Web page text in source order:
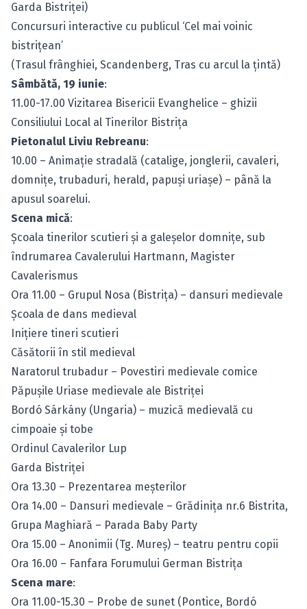
Garda Bistriţei)
Concursuri interactive cu publicul ‘Cel mai voinic
bistriţean’
(Trasul frânghiei, Scandenberg, Tras cu arcul la ţintă)
Sâmbătă, 19 iunie:
11.00-17.00 Vizitarea Bisericii Evanghelice – ghizii
Consiliului Local al Tinerilor Bistriţa
Pietonalul Liviu Rebreanu:
10.00 – Animaţie stradală (catalige, jonglerii, cavaleri,
domniţe, trubaduri, herald, papuşi uriaşe) – până la
apusul soarelui.
Scena mică:
Şcoala tinerilor scutieri şi a galeşelor domniţe, sub
îndrumarea Cavalerului Hartmann, Magister
Cavalerismus
Ora 11.00 – Grupul Nosa (Bistriţa) – dansuri medievale
Şcoala de dans medieval
Iniţiere tineri scutieri
Căsătorii în stil medieval
Naratorul trubadur – Povestiri medievale comice
Păpuşile Uriase medievale ale Bistriţei
Bordó Sárkány (Ungaria) – muzică medievală cu
cimpoaie şi tobe
Ordinul Cavalerilor Lup
Garda Bistriţei
Ora 13.30 – Prezentarea meşterilor
Ora 14.00 – Dansuri medievale – Grădiniţa nr.6 Bistrita,
Grupa Maghiară – Parada Baby Party
Ora 15.00 – Anonimii (Tg. Mureş) – teatru pentru copii
Ora 16.00 – Fanfara Forumului German Bistriţa
Scena mare:
Ora 11.00-15.30 – Probe de sunet (Pontice, Bordó